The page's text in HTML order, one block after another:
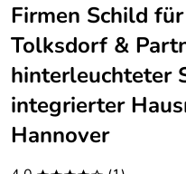
Firmen Schild
Tolksdorf &
hinterleuchteter
integrierter
Hannover